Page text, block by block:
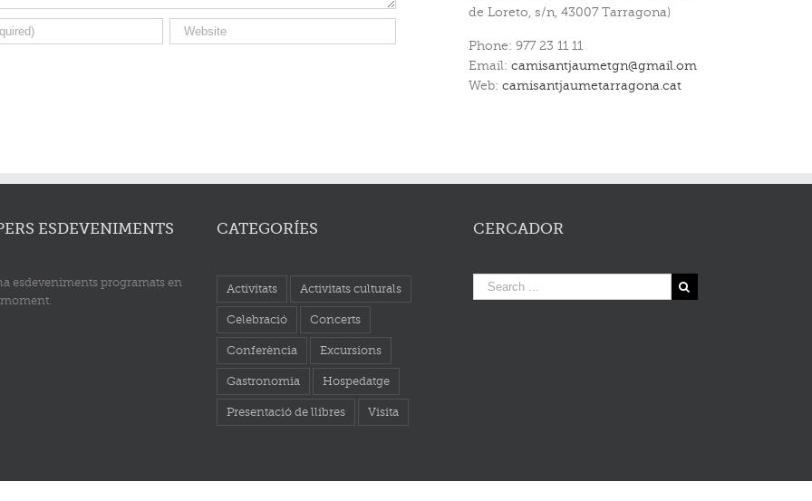
de Loreto, s/n, 43007 Tarragona)
Phone: 977 23 11 11
Email: camisantjaumetgn@gmail.om
Web: camisantjaumetarragona.cat
ESDEVENIMENTS
esdeveniments programats en
CATEGORÍES
Activitats Activitats culturals
Celebració Concerts
Conferència Excursions
Gastronomia Hospedatge
Presentació de llibres Visita
CERCADOR